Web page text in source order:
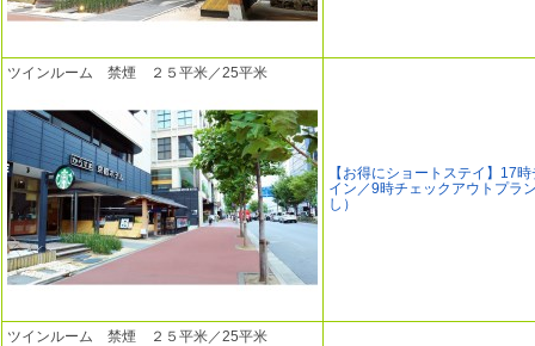
ツインルーム 禁煙 ２５平米／25平米
【お得にショートステイ】17
イン／9時チェックアウトプラ
し）
ツインルーム 禁煙 ２５平米／25平米